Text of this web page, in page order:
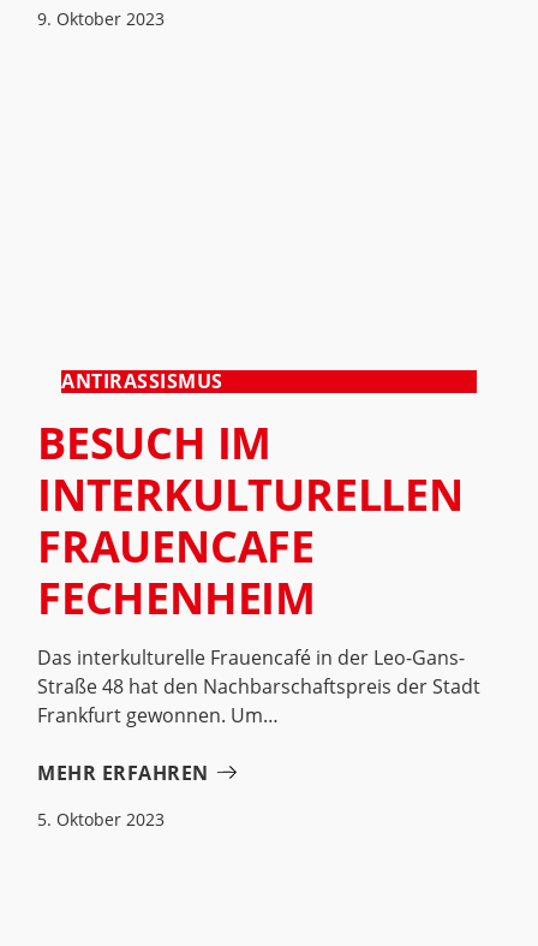
9. Oktober 2023
ANTIRASSISMUS
BESUCH IM
INTERKULTURELLEN
FRAUENCAFE
FECHENHEIM
Das interkulturelle Frauencafé in der Leo-Gans-
Straße 48 hat den Nachbarschaftspreis der Stadt
Frankfurt gewonnen. Um
MEHR ERFAHREN
5. Oktober 2023